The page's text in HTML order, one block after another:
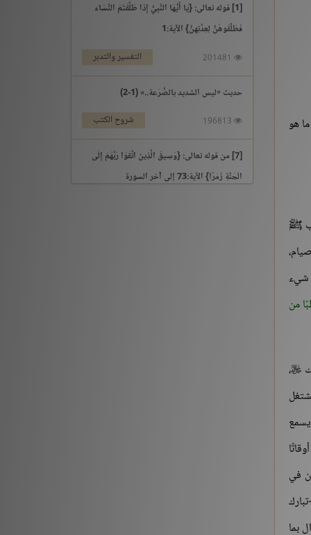
هو
ﷺ
شيء
من
،
في
بما
[1] قوله تعالى: {يَا أَيُّهَا النَّبِيُّ إِذَا طَلَّقْتُمُ النِّسَاء
فَطَلِّقُوهُنَّ لِعِدَّتِهِنَّ} الآية:1
التفسير والتدبر
حديث «ليس الشديد بالصُّرَعة..» (1-2)
شروح الكتب
[7] من قوله تعالى: {وَسِيقَ الَّذِينَ اتَّقَوْا رَبَّهُمْ إِلَى
الْجَنَّةِ زُمَرًا} الآية:73 إلى آخر السورة